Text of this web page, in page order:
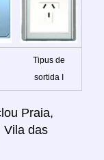
Tipus de
sortida I
Praia,
Vila das